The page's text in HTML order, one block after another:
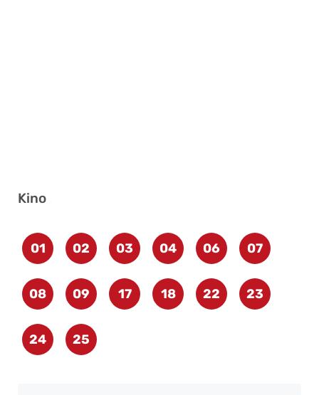
Kino
01 02 03 04 06 07
08 09 17 18 22 23
24 25